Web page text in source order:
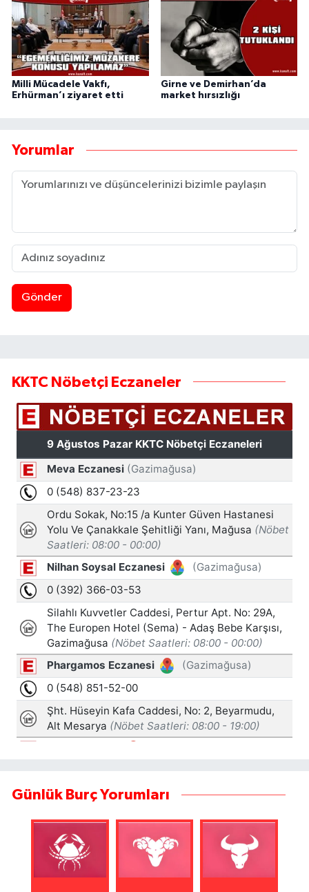
Milli Mücadele Vakfı,
Erhürman’ı ziyaret etti
Girne ve Demirhan’da
market hırsızlığı
Yorumlar
Gönder
KKTC Nöbetçi Eczaneler
Günlük Burç Yorumları